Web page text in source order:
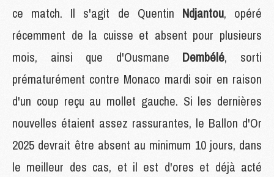
ce match. Il s'agit de Quentin Ndjantou, opéré
récemment de la cuisse et absent pour plusieurs
mois, ainsi que d'Ousmane Dembélé, sorti
prématurément contre Monaco mardi soir en raison
d'un coup reçu au mollet gauche. Si les dernières
nouvelles étaient assez rassurantes, le Ballon d'Or
2025 devrait être absent au minimum 10 jours, dans
le meilleur des cas, et il est d'ores et déjà acté